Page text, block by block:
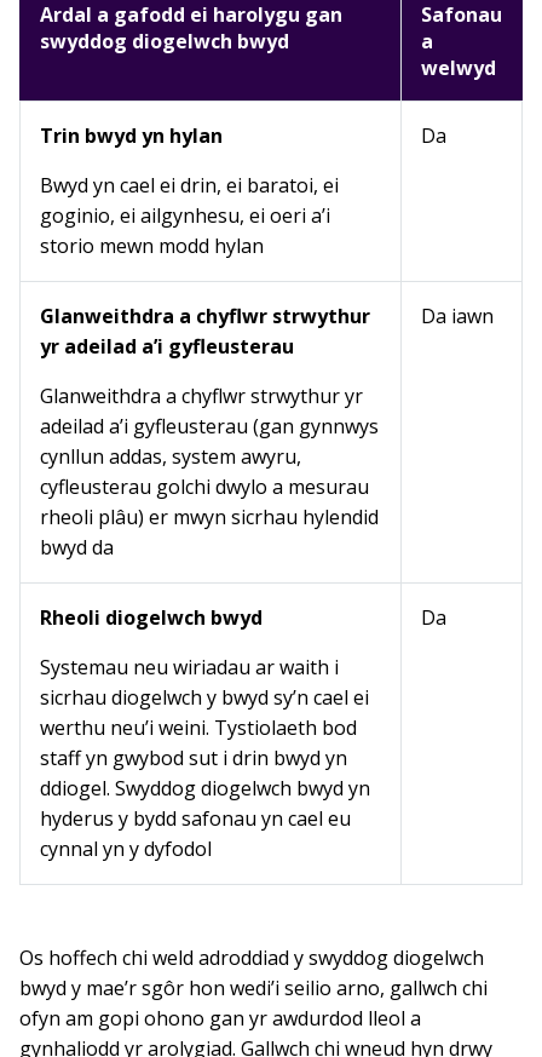
Ardal a gafodd ei harolygu gan
swyddog diogelwch bwyd
Safonau
a
welwyd
Trin bwyd yn hylan
Bwyd yn cael ei drin, ei baratoi, ei
goginio, ei ailgynhesu, ei oeri a’i
storio mewn modd hylan
Da
Glanweithdra a chyflwr strwythur
yr adeilad a’i gyfleusterau
Glanweithdra a chyflwr strwythur yr
adeilad a’i gyfleusterau (gan gynnwys
cynllun addas, system awyru,
cyfleusterau golchi dwylo a mesurau
rheoli plâu) er mwyn sicrhau hylendid
bwyd da
Da iawn
Rheoli diogelwch bwyd
Systemau neu wiriadau ar waith i
sicrhau diogelwch y bwyd sy’n cael ei
werthu neu’i weini. Tystiolaeth bod
staff yn gwybod sut i drin bwyd yn
ddiogel. Swyddog diogelwch bwyd yn
hyderus y bydd safonau yn cael eu
cynnal yn y dyfodol
Da
Os hoffech chi weld adroddiad y swyddog diogelwch
bwyd y mae’r sgôr hon wedi’i seilio arno, gallwch chi
ofyn am gopi ohono gan yr awdurdod lleol a
gynhaliodd yr arolygiad. Gallwch chi wneud hyn drwy